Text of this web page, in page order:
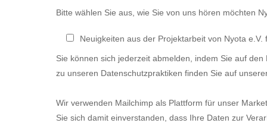
Bitte wählen Sie aus, wie Sie von uns hören möchten
Neuigkeiten aus der Projektarbeit von Nyota
Sie können sich jederzeit abmelden, indem Sie auf
zu unseren Datenschutzpraktiken finden Sie auf
Wir verwenden Mailchimp als Plattform für unser
Sie sich damit einverstanden, dass Ihre Daten zur